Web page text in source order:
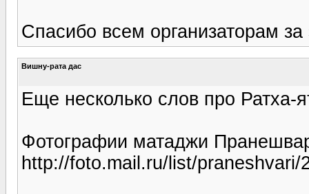
Спасибо всем организаторам за
Вишну-рата дас
Еще несколько слов про Ратха-
Фотографии матаджи
http://foto.mail.ru/list/praneshvari/